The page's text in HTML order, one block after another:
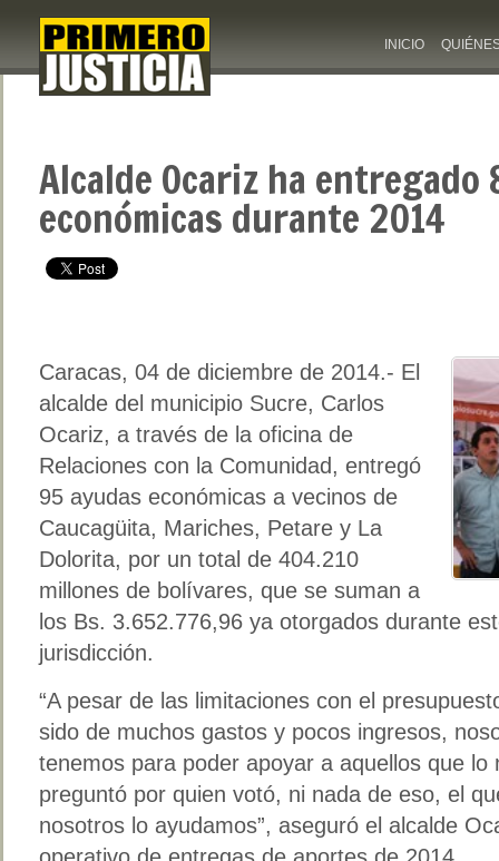
INICIO
Alcalde Ocariz ha entregado
económicas durante 2014
Caracas, 04 de diciembre de 2014.- El
alcalde del municipio Sucre, Carlos
Ocariz, a través de la oficina de
Relaciones con la Comunidad, entregó
95 ayudas económicas a vecinos de
Caucagüita, Mariches, Petare y La
Dolorita, por un total de 404.210
millones de bolívares, que se suman a
los Bs. 3.652.776,96 ya otorgados durante
jurisdicción.
“A pesar de las limitaciones con el
sido de muchos gastos y pocos ingresos,
tenemos para poder apoyar a aquellos que lo
preguntó por quien votó, ni nada de eso, el
nosotros lo ayudamos”, aseguró el alcalde
operativo de entregas de aportes de 2014.